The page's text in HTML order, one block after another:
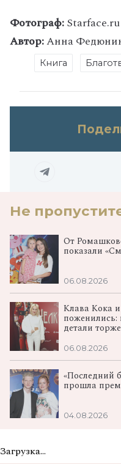
Фотограф:Starface.ru
Автор:Анна
Книга
Не
От
показали
06.08.2026
Клава Кока
поженились:
детали
06.08.2026
«Последний
прошла
04.08.2026
Загрузка...